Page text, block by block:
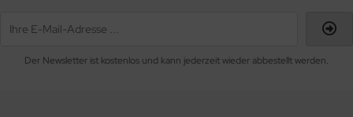
Der Newsletter ist kostenlos und kann jederzeit wieder abbestellt werden.